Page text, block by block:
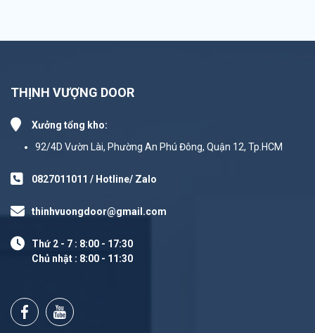
THỊNH VƯỢNG DOOR
Xưởng tổng kho:
92/4D Vườn Lài, Phường An Phú Đông, Quận 12, Tp.HCM
0827011011 / Hotline/ Zalo
thinhvuongdoor@gmail.com
Thứ 2 - 7 : 8:00 - 17:30
Chủ nhật : 8:00 - 11:30